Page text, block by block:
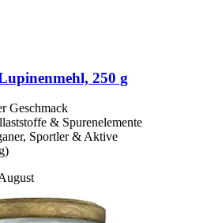
250 g
Geschmack
& Spurenelemente
Sportler & Aktive